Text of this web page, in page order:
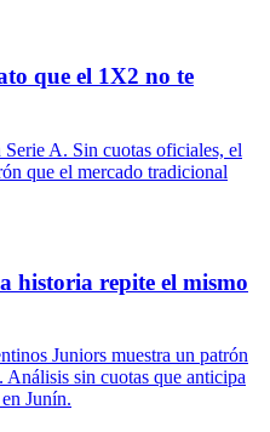
que el 1X2 no te
A. Sin cuotas oficiales, el
que el mercado tradicional
historia repite el mismo
Juniors muestra un patrón
Análisis sin cuotas que anticipa
Junín.